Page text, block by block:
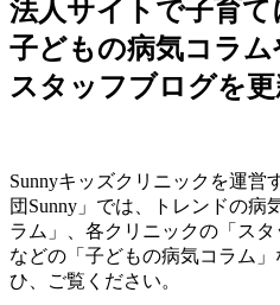
法人サイトで子育て
子どもの病気コラム
スタッフブログを更
Sunnyキッズクリニックを運営
団Sunny」では、トレンドの病
ラム」、各クリニックの「ス
などの「子どもの病気コラム
ひ、ご覧ください。